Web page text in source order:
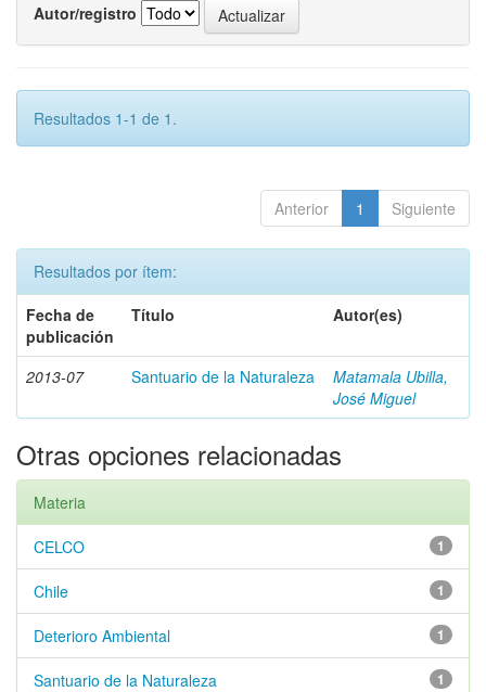
Autor/registro
Resultados 1-1 de 1.
Anterior 1 Siguiente
Resultados por ítem:
Fecha de
publicación
Título Autor(es)
2013-07 Santuario de la Naturaleza
Matamala Ubilla,
José Miguel
Otras opciones relacionadas
Materia
1
CELCO
1
Chile
1
Deterioro Ambiental
1
Santuario de la Naturaleza